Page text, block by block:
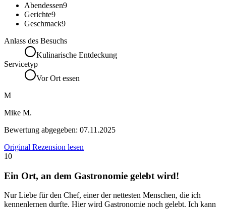
Abendessen9
Gerichte9
Geschmack9
Anlass des Besuchs
Kulinarische Entdeckung
Servicetyp
Vor Ort essen
M
Mike M.
Bewertung abgegeben: 07.11.2025
Original Rezension lesen
10
Ein Ort, an dem Gastronomie gelebt wird!
Nur Liebe für den Chef, einer der nettesten Menschen, die ich
kennenlernen durfte. Hier wird Gastronomie noch gelebt. Ich kann